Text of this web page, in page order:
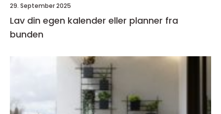
29. September 2025
Lav din egen kalender eller planner fra
bunden